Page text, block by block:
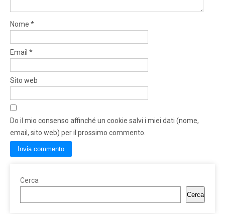
Nome *
Email *
Sito web
Do il mio consenso affinché un cookie salvi i miei dati (nome,
email, sito web) per il prossimo commento.
Cerca
Cerca